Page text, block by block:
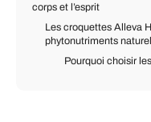
corps et l’esprit
Les croquettes Alleva
phytonutriments
Pourquoi choisir